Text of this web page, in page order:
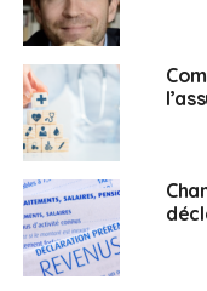
SUJETS ASSOCIÉS: